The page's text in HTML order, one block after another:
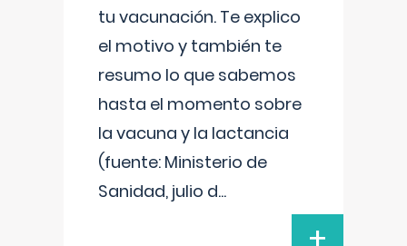
tu vacunación. Te explico
el motivo y también te
resumo lo que sabemos
hasta el momento sobre
la vacuna y la lactancia
(fuente: Ministerio de
Sanidad, julio d...